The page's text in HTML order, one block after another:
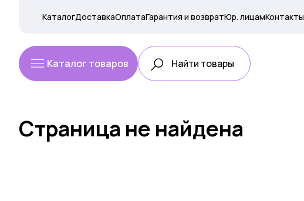
КаталогДоставкаОплатаГарантия и возвратЮр. лицамКонтакты
Каталог товаров
Страница не найдена